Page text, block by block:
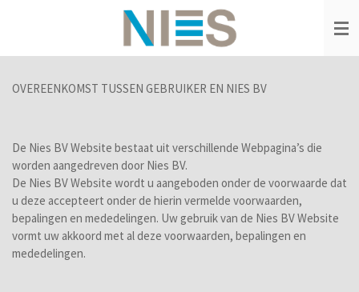
hoofdinhoud
OVEREENKOMST TUSSEN GEBRUIKER EN NIES BV
De Nies BV Website bestaat uit verschillende Webpagina’s die
worden aangedreven door Nies BV.
De Nies BV Website wordt u aangeboden onder de voorwaarde dat
u deze accepteert onder de hierin vermelde voorwaarden,
bepalingen en mededelingen. Uw gebruik van de Nies BV Website
vormt uw akkoord met al deze voorwaarden, bepalingen en
mededelingen.